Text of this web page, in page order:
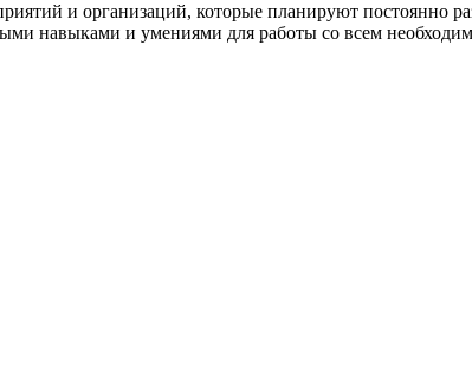
и организаций, которые планируют постоянно
навыками и умениями для работы со всем